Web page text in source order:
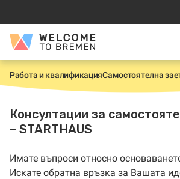
съдържанието
Welcome
Bremen
Н
а
а
л
о
Работа и квалификацияСамостоятелна
Консултации за
– STARTHAUS
Имате въпроси относно
Искате обратна връзка за Вашата